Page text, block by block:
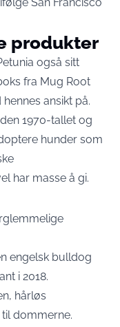
produkter
også sitt
fra Mug Root
ansikt på.
1970-tallet og
hunder som
har masse å gi.
engelsk bulldog
i 2018.
hårløs
dommerne.